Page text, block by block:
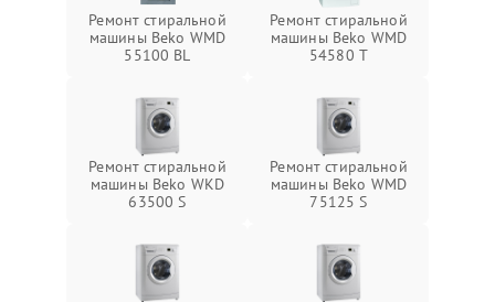
Ремонт стиральной
машины Beko WMD
55100 BL
Ремонт стиральной
машины Beko WMD
54580 T
Ремонт стиральной
машины Beko WKD
63500 S
Ремонт стиральной
машины Beko WMD
75125 S